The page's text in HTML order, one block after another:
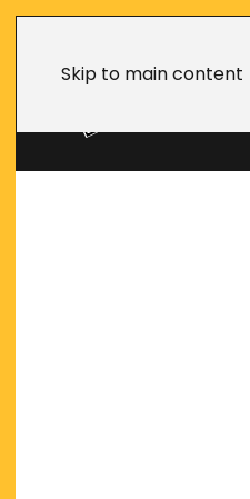
Skip to main content